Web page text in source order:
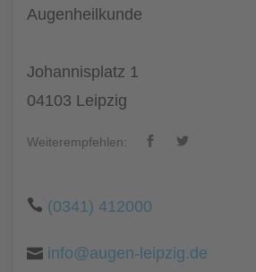
Augenheilkunde
Johannisplatz 1
04103 Leipzig
Weiterempfehlen:
(0341) 412000
info@augen-leipzig.de